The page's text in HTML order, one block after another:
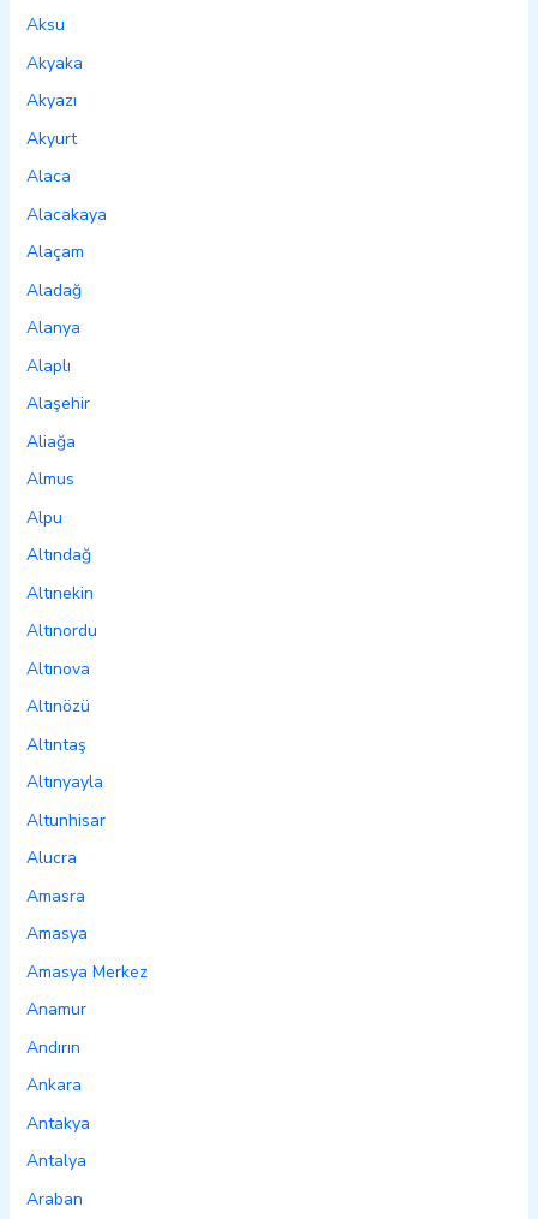
Aksu
Akyaka
Akyazı
Akyurt
Alaca
Alacakaya
Alaçam
Aladağ
Alanya
Alaplı
Alaşehir
Aliağa
Almus
Alpu
Altındağ
Altınekin
Altınordu
Altınova
Altınözü
Altıntaş
Altınyayla
Altunhisar
Alucra
Amasra
Amasya
Amasya Merkez
Anamur
Andırın
Ankara
Antakya
Antalya
Araban